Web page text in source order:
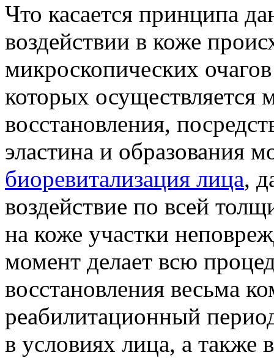
Что касается принципа
воздействии в коже
микроскопических
которых
восстановления,
эластина и образования
биоревитализация лица,
воздействие по всей
на коже участки
момент делает всю
восстановления весьма
реабилитационный
в условиях лица, а также